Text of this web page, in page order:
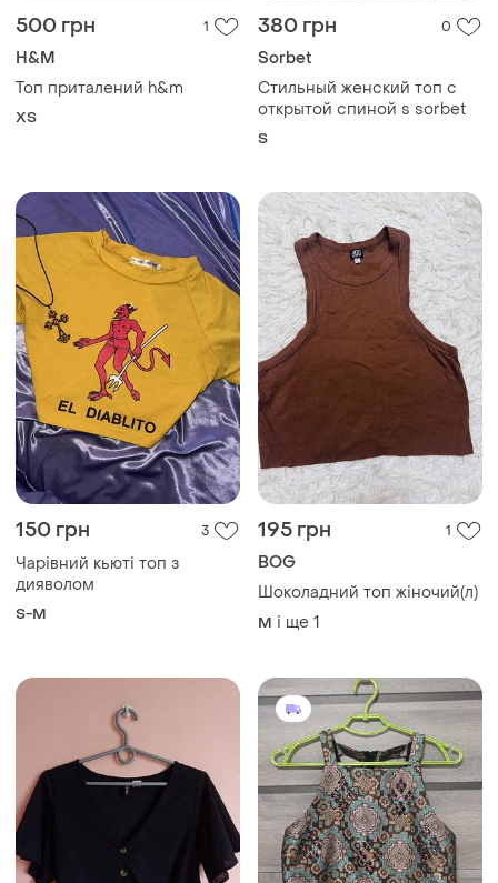
500 грн 1
H&M
Топ приталений h&m
ХS
380 грн 0
Sorbet
Стильный женский топ с
открытой спиной s sorbet
S
150 грн 3
Чарівний кьюті топ з
дияволом
S-M
195 грн 1
BOG
Шоколадний топ жіночий(л)
M і ще 1